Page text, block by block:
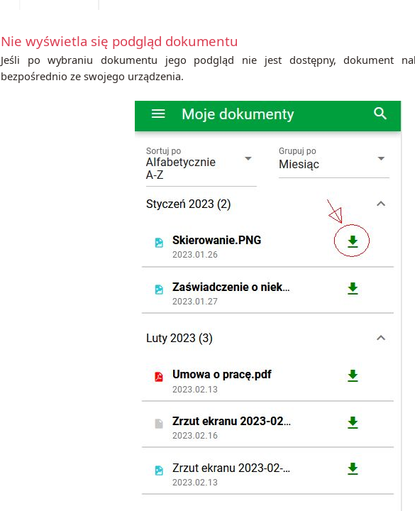
Nie wyświetla się podgląd dokumentu
Jeśli po wybraniu dokumentu jego podgląd nie jest dostępny, dokument
bezpośrednio ze swojego urządzenia.